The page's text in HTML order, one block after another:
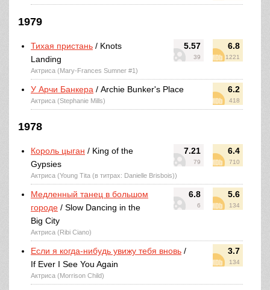
1979
5.57
39
6.8
1221
Тихая пристань / Knots
Landing
Актриса (Mary-Frances Sumner #1)
6.2
418
У Арчи Банкера / Archie Bunker's Place
Актриса (Stephanie Mills)
1978
7.21
79
6.4
710
Король цыган / King of the
Gypsies
Актриса (Young Tita (в титрах: Danielle Brisbois))
6.8
6
5.6
134
Медленный танец в большом
городе / Slow Dancing in the
Big City
Актриса (Ribi Ciano)
3.7
134
Если я когда-нибудь увижу тебя вновь /
If Ever I See You Again
Актриса (Morrison Child)